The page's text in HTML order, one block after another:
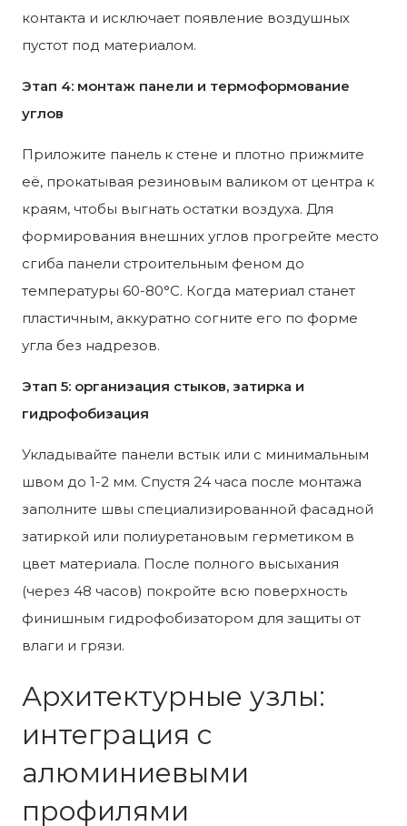
контакта и исключает появление воздушных
пустот под материалом.
Этап 4: монтаж панели и термоформование
углов
Приложите панель к стене и плотно прижмите
её, прокатывая резиновым валиком от центра к
краям, чтобы выгнать остатки воздуха. Для
формирования внешних углов прогрейте место
сгиба панели строительным феном до
температуры 60-80°C. Когда материал станет
пластичным, аккуратно согните его по форме
угла без надрезов.
Этап 5: организация стыков, затирка и
гидрофобизация
Укладывайте панели встык или с минимальным
швом до 1-2 мм. Спустя 24 часа после монтажа
заполните швы специализированной фасадной
затиркой или полиуретановым герметиком в
цвет материала. После полного высыхания
(через 48 часов) покройте всю поверхность
финишным гидрофобизатором для защиты от
влаги и грязи.
Архитектурные узлы:
интеграция с
алюминиевыми
профилями